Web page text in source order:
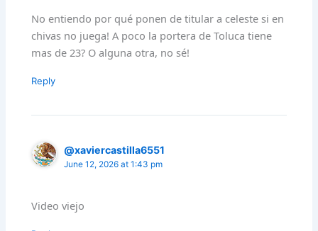
No entiendo por qué ponen de titular a celeste si en
chivas no juega! A poco la portera de Toluca tiene
mas de 23? O alguna otra, no sé!
Reply
@xaviercastilla6551
June 12, 2026 at 1:43 pm
Video viejo